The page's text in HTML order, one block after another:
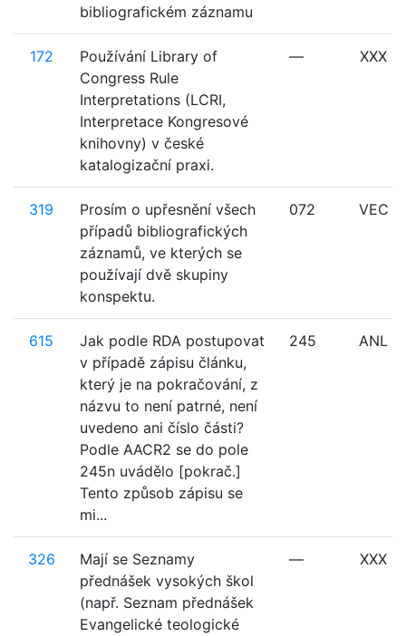
bibliografickém záznamu
172
Používání Library of
Congress Rule
Interpretations (LCRI,
Interpretace Kongresové
knihovny) v české
katalogizační praxi.
— XXX
319
Prosím o upřesnění všech
případů bibliografických
záznamů, ve kterých se
používají dvě skupiny
konspektu.
072 VEC
615
Jak podle RDA postupovat
v případě zápisu článku,
který je na pokračování, z
názvu to není patrné, není
uvedeno ani číslo části?
Podle AACR2 se do pole
245n uvádělo [pokrač.]
Tento způsob zápisu se
mi...
245 ANL
326
Mají se Seznamy
přednášek vysokých škol
(např. Seznam přednášek
Evangelické teologické
— XXX